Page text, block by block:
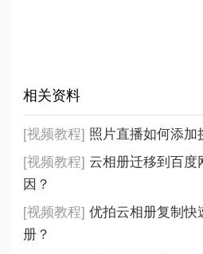
相关资料
[视频教程] 照片直播如何添加
[视频教程] 云相册迁移到百度
因？
[视频教程] 优拍云相册复制快
册？